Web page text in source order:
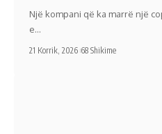
Një kompani që ka marrë një
e…
21 Korrik, 2026 68 Shikime